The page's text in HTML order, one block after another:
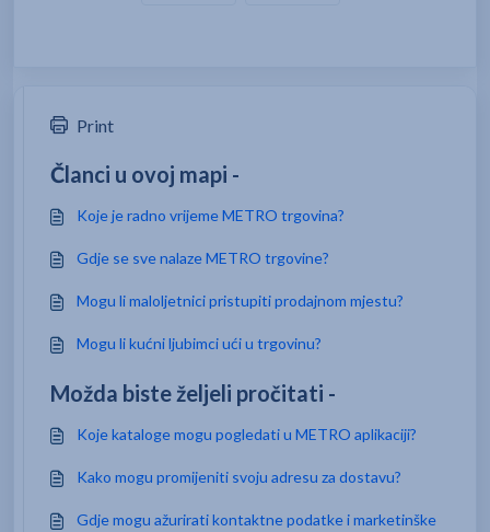
Print
Članci u ovoj mapi -
Koje je radno vrijeme METRO trgovina?
Gdje se sve nalaze METRO trgovine?
Mogu li maloljetnici pristupiti prodajnom mjestu?
Mogu li kućni ljubimci ući u trgovinu?
Možda biste željeli pročitati -
Koje kataloge mogu pogledati u METRO aplikaciji?
Kako mogu promijeniti svoju adresu za dostavu?
Gdje mogu ažurirati kontaktne podatke i marketinške